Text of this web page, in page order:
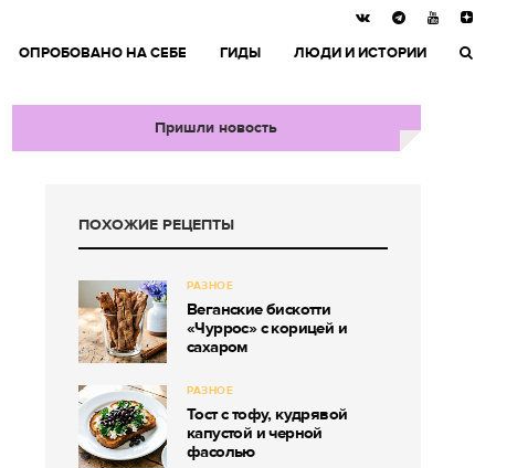
ОПРОБОВАНО НА СЕБЕ ГИДЫ ЛЮДИ И ИСТОРИИ
Пришли новость
ПОХОЖИЕ РЕЦЕПТЫ
РАЗНОЕ
Веганские бискотти
«Чуррос» с корицей и
сахаром
РАЗНОЕ
Тост с тофу, кудрявой
капустой и черной
фасолью